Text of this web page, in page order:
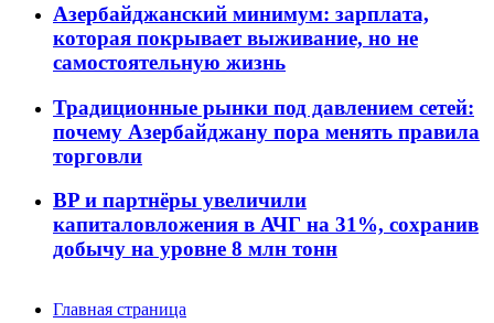
Азербайджанский минимум: зарплата,
которая покрывает выживание, но не
самостоятельную жизнь
Традиционные рынки под давлением сетей:
почему Азербайджану пора менять правила
торговли
BP и партнёры увеличили
капиталовложения в АЧГ на 31%, сохранив
добычу на уровне 8 млн тонн
Главная страница